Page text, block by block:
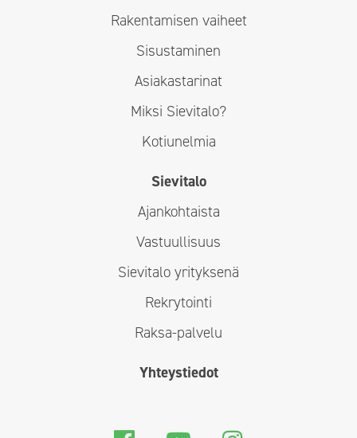
Rakentamisen vaiheet
Sisustaminen
Asiakastarinat
Miksi Sievitalo?
Kotiunelmia
Sievitalo
Ajankohtaista
Vastuullisuus
Sievitalo yrityksenä
Rekrytointi
Raksa-palvelu
Yhteystiedot